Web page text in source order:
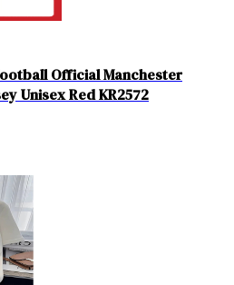
Official Manchester
Unisex Red KR2572